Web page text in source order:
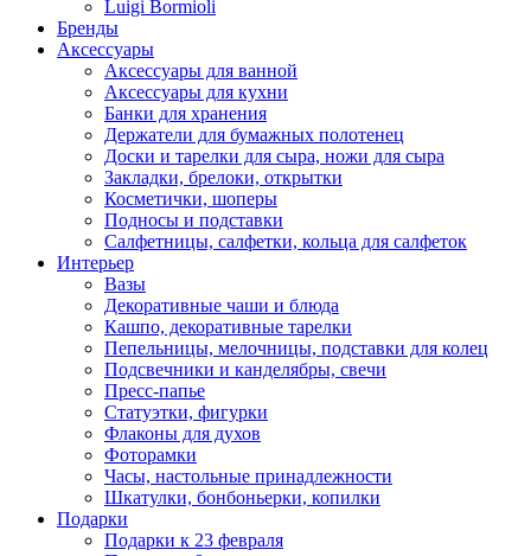
Luigi Bormioli
Бренды
Аксессуары
Аксессуары для ванной
Аксессуары для кухни
Банки для хранения
Держатели для бумажных полотенец
Доски и тарелки для сыра, ножи для сыра
Закладки, брелоки, открытки
Косметички, шоперы
Подносы и подставки
Салфетницы, салфетки, кольца для салфеток
Интерьер
Вазы
Декоративные чаши и блюда
Кашпо, декоративные тарелки
Пепельницы, мелочницы, подставки для колец
Подсвечники и канделябры, свечи
Пресс-папье
Статуэтки, фигурки
Флаконы для духов
Фоторамки
Часы, настольные принадлежности
Шкатулки, бонбоньерки, копилки
Подарки
Подарки к 23 февраля